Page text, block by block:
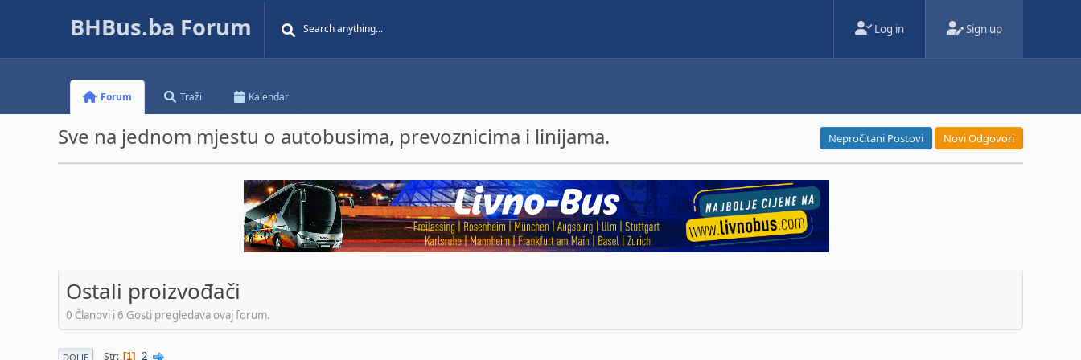
BHBus.ba Forum Log in Sign up
Forum Traži Kalendar
Sve na jednom mjestu o autobusima, prevoznicima i linijama. Nepročitani Postovi Novi Odgovori
Ostali proizvođači
0 Članovi i 6 Gosti pregledava ovaj forum.
DOLJE Str 1 2